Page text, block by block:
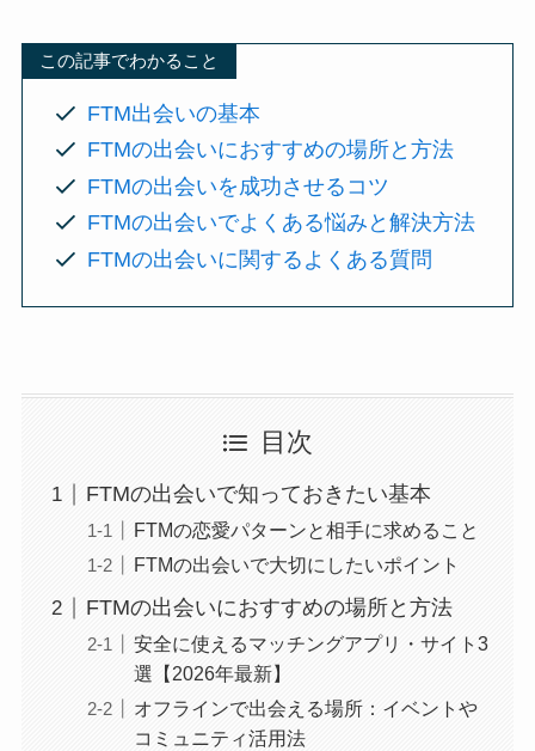
この記事でわかること
FTM出会いの基本
FTMの出会いにおすすめの場所と方法
FTMの出会いを成功させるコツ
FTMの出会いでよくある悩みと解決方法
FTMの出会いに関するよくある質問
目次
FTMの出会いで知っておきたい基本
FTMの恋愛パターンと相手に求めること
FTMの出会いで大切にしたいポイント
FTMの出会いにおすすめの場所と方法
安全に使えるマッチングアプリ・サイト3
選【2026年最新】
オフラインで出会える場所：イベントや
コミュニティ活用法